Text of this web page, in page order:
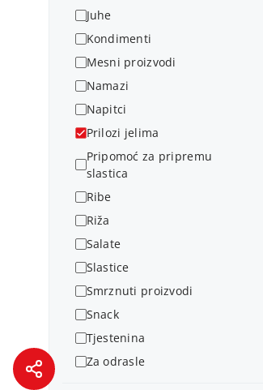
Juhe
Kondimenti
Mesni proizvodi
Namazi
Napitci
Prilozi jelima
Pripomoć za pripremu
slastica
Ribe
Riža
Salate
Slastice
Smrznuti proizvodi
Snack
Tjestenina
Za odrasle